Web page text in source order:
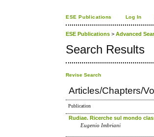
ESE Publications Log In
ESE Publications >Advanced
Search Results
Revise Search
Articles/Chapters/
Publication
Rudiae. Ricerche sul mondo
Eugenio Imbriani